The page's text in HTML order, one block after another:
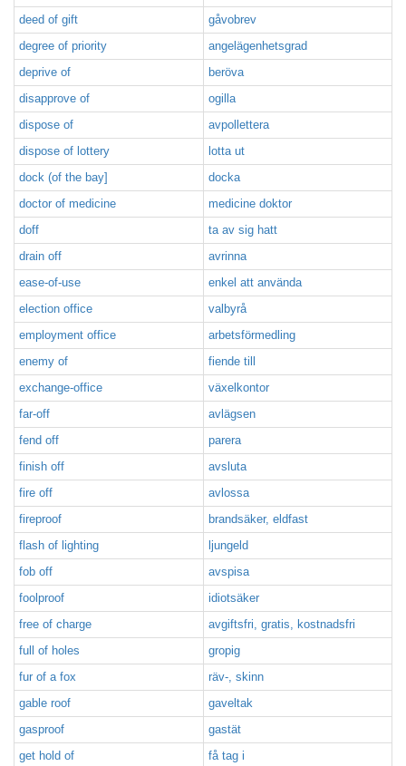
deed of gift
gåvobrev
degree of priority
angelägenhetsgrad
deprive of
beröva
disapprove of
ogilla
dispose of
avpollettera
dispose of lottery
lotta ut
dock (of the bay]
docka
doctor of medicine
medicine doktor
doff
ta av sig hatt
drain off
avrinna
ease-of-use
enkel att använda
election office
valbyrå
employment office
arbetsförmedling
enemy of
fiende till
exchange-office
växelkontor
far-off
avlägsen
fend off
parera
finish off
avsluta
fire off
avlossa
fireproof
brandsäker, eldfast
flash of lighting
ljungeld
fob off
avspisa
foolproof
idiotsäker
free of charge
avgiftsfri, gratis, kostnadsfri
full of holes
gropig
fur of a fox
räv-, skinn
gable roof
gaveltak
gasproof
gastät
get hold of
få tag i